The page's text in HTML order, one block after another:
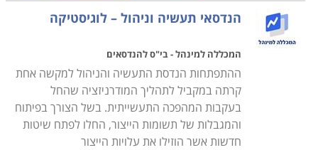
מנת להצליח בתפקיד מרכזי זה.
במסגרת הקורס מועברים תכנים להכנת תכנית רכש, הכנת
הצעת מחיר באופן יעיל ואפקטיבי לארגון, תהליכי משא ומתן,
ניהול קשרי ושיתופי פעולה עם ספקים תוך הקפדה על כל
הנהלים והכללים המשפטיים בתחום הסחר והמיסוי מול
ספקים מקומיים ובינלאומיים.
הנדסאי תעשיה וניהול – לוגיסטיקה
המכללה למינהל - בי"ס להנדסאים
ההתפתחות הנדסת התעשיה והניהול למקשה אחת
קרתה במקביל לתהליך המודרניזציה שהחל
בעקבות המהפכה התעשייתית. בשל הצורך בפיתוח
והמגבלות של תשומות הייצור, החלו לפתח שיטות
חדשות אשר הוזילו את עלויות הייצור